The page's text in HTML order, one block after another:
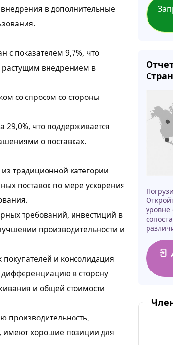
в дополнительные
с показателем 9,7%, что
внедрением в
со спросом со стороны
29,0%, что поддерживается
о поставках.
традиционной категории
поставок по мере ускорения
требований, инвестиций в
производительности и
и консолидация
в сторону
и общей стоимости
производительность,
имеют хорошие позиции для
уровне